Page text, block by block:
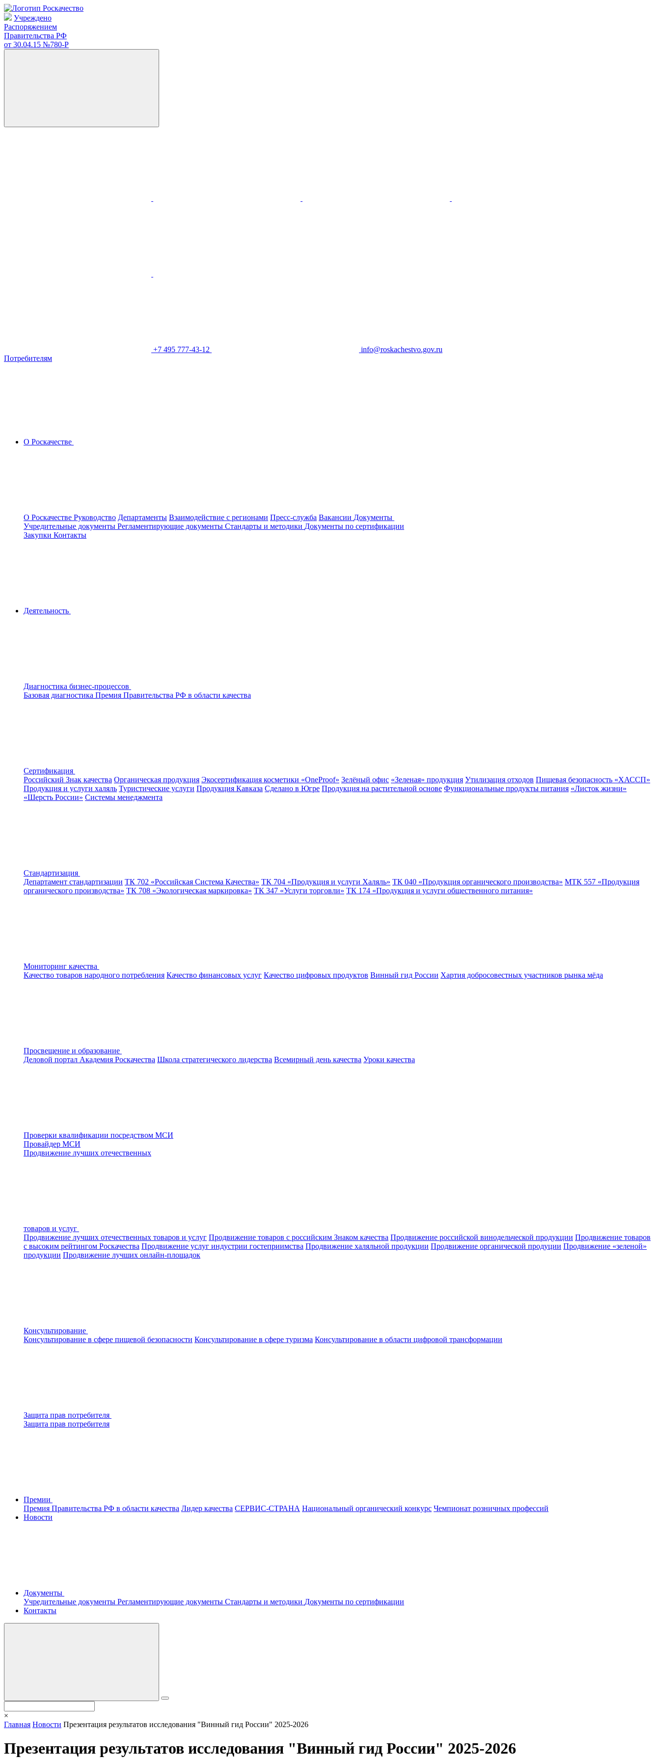
Учреждено
Распоряжением
Правительства РФ
от 30.04.15 №780-Р
+7 495 777-43-12
info@roskachestvo.gov.ru
Потребителям
О Роскачестве
О Роскачестве Руководство Департаменты Взаимодействие с регионами Пресс-служба Вакансии Документы
Учредительные документы Регламентирующие документы Стандарты и методики Документы по сертификации
Закупки Контакты
Деятельность
Диагностика бизнес-процессов
Базовая диагностика Премия Правительства РФ в области качества
Сертификация
Российский Знак качества Органическая продукция Экосертификация косметики «OneProof» Зелёный офис «Зеленая» продукция Утилизация отходов Пищевая безопасность «ХАССП»
Продукция и услуги халяль Туристические услуги Продукция Кавказа Сделано в Югре Продукция на растительной основе Функциональные продукты питания «Листок жизни»
«Шерсть России» Системы менеджмента
Стандартизация
Департамент стандартизации ТК 702 «Российская Система Качества» ТК 704 «Продукция и услуги Халяль» ТК 040 «Продукция органического производства» МТК 557 «Продукция
органического производства» ТК 708 «Экологическая маркировка» ТК 347 «Услуги торговли» ТК 174 «Продукция и услуги общественного питания»
Мониторинг качества
Качество товаров народного потребления Качество финансовых услуг Качество цифровых продуктов Винный гид России Хартия добросовестных участников рынка мёда
Просвещение и образование
Деловой портал Академия Роскачества Школа стратегического лидерства Всемирный день качества Уроки качества
Проверки квалификации посредством МСИ
Провайдер МСИ
Продвижение лучших отечественных
товаров и услуг
Продвижение лучших отечественных товаров и услуг Продвижение товаров с российским Знаком качества Продвижение российской винодельческой продукции Продвижение товаров
с высоким рейтингом Роскачества Продвижение услуг индустрии гостеприимства Продвижение халяльной продукции Продвижение органической продуции Продвижение «зеленой»
продукции Продвижение лучших онлайн-площадок
Консультирование
Консультирование в сфере пищевой безопасности Консультирование в сфере туризма Консультирование в области цифровой трансформации
Защита прав потребителя
Защита прав потребителя
Премии
Премия Правительства РФ в области качества Лидер качества СЕРВИС-СТРАНА Национальный органический конкурс Чемпионат розничных профессий
Новости
Документы
Учредительные документы Регламентирующие документы Стандарты и методики Документы по сертификации
Контакты
×
Главная Новости Презентация результатов исследования "Винный гид России" 2025-2026
Презентация результатов исследования "Винный гид России" 2025-2026